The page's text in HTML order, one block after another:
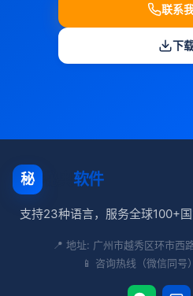
联系
下
秘 软件
支持23种语言，服务全球100+
📍 地址: 广州市越秀区环市西
📱 咨询热线（微信同号